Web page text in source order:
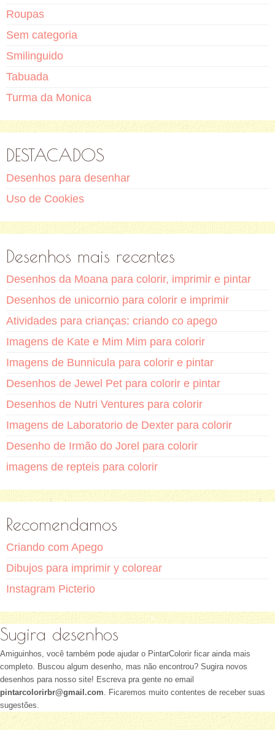
Roupas
Sem categoria
Smilinguido
Tabuada
Turma da Monica
DESTACADOS
Desenhos para desenhar
Uso de Cookies
Desenhos mais recentes
Desenhos da Moana para colorir, imprimir e pintar
Desenhos de unicornio para colorir e imprimir
Atividades para crianças: criando co apego
Imagens de Kate e Mim Mim para colorir
Imagens de Bunnicula para colorir e pintar
Desenhos de Jewel Pet para colorir e pintar
Desenhos de Nutri Ventures para colorir
Imagens de Laboratorio de Dexter para colorir
Desenho de Irmão do Jorel para colorir
imagens de repteis para colorir
Recomendamos
Criando com Apego
Dibujos para imprimir y colorear
Instagram Picterio
Sugira desenhos
Amiguinhos, você também pode ajudar o PintarColorir ficar ainda mais
completo. Buscou algum desenho, mas não encontrou? Sugira novos
desenhos para nosso site! Escreva pra gente no email
pintarcolorirbr@gmail.com. Ficaremos muito contentes de receber suas
sugestões.